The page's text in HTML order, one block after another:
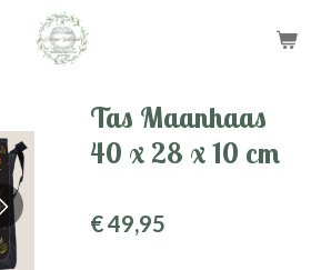
Tas Maanhaas
40 x 28 x 10 cm
€ 49,95